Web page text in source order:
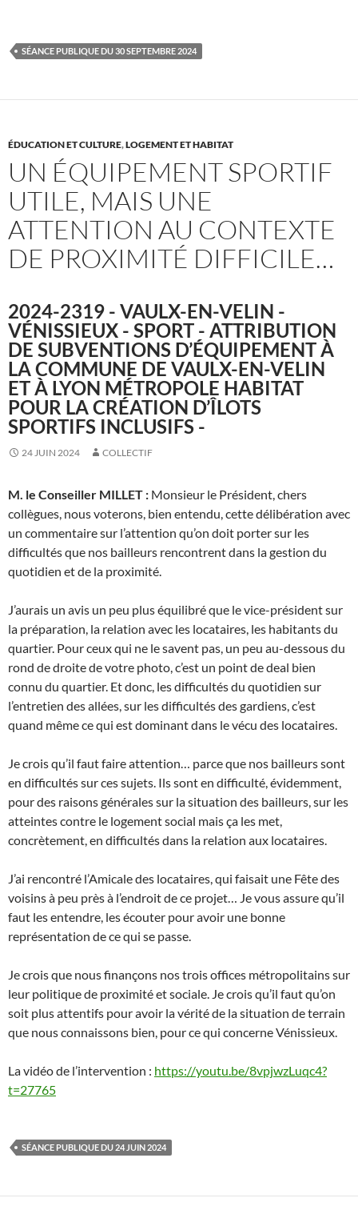
SÉANCE PUBLIQUE DU 30 SEPTEMBRE 2024
ÉDUCATION ET CULTURE,LOGEMENT ET HABITAT
UN ÉQUIPEMENT SPORTIF
UTILE, MAIS UNE
ATTENTION AU CONTEXTE
DE PROXIMITÉ DIFFICILE…
2024-2319 - VAULX-EN-VELIN -
VÉNISSIEUX - SPORT - ATTRIBUTION
DE SUBVENTIONS D’ÉQUIPEMENT À
LA COMMUNE DE VAULX-EN-VELIN
ET À LYON MÉTROPOLE HABITAT
POUR LA CRÉATION D’ÎLOTS
SPORTIFS INCLUSIFS -
24 JUIN 2024 COLLECTIF
M. le Conseiller MILLET : Monsieur le Président, chers
collègues, nous voterons, bien entendu, cette délibération avec
un commentaire sur l’attention qu’on doit porter sur les
difficultés que nos bailleurs rencontrent dans la gestion du
quotidien et de la proximité.
J’aurais un avis un peu plus équilibré que le vice-président sur
la préparation, la relation avec les locataires, les habitants du
quartier. Pour ceux qui ne le savent pas, un peu au-dessous du
rond de droite de votre photo, c’est un point de deal bien
connu du quartier. Et donc, les difficultés du quotidien sur
l’entretien des allées, sur les difficultés des gardiens, c’est
quand même ce qui est dominant dans le vécu des locataires.
Je crois qu’il faut faire attention… parce que nos bailleurs sont
en difficultés sur ces sujets. Ils sont en difficulté, évidemment,
pour des raisons générales sur la situation des bailleurs, sur les
atteintes contre le logement social mais ça les met,
concrètement, en difficultés dans la relation aux locataires.
J’ai rencontré l’Amicale des locataires, qui faisait une Fête des
voisins à peu près à l’endroit de ce projet… Je vous assure qu’il
faut les entendre, les écouter pour avoir une bonne
représentation de ce qui se passe.
Je crois que nous finançons nos trois offices métropolitains sur
leur politique de proximité et sociale. Je crois qu’il faut qu’on
soit plus attentifs pour avoir la vérité de la situation de terrain
que nous connaissons bien, pour ce qui concerne Vénissieux.
La vidéo de l’intervention : https://youtu.be/8vpjwzLuqc4?
t=27765
SÉANCE PUBLIQUE DU 24 JUIN 2024